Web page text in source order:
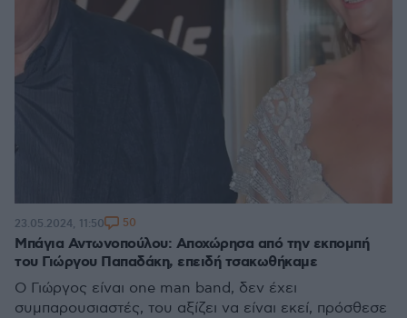
Μπάγια Αντωνοπούλου: Αποχώρησα από την εκπομπή
του Γιώργου Παπαδάκη, επειδή τσακωθήκαμε
Ο Γιώργος είναι one man band, δεν έχει
συμπαρουσιαστές, του αξίζει να είναι εκεί, πρόσθεσε
23.05.2024, 11:50 50